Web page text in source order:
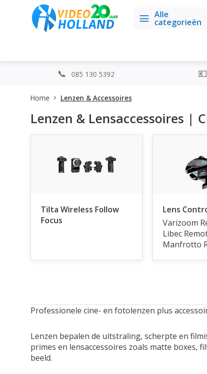
Alle
categorieën
085 130 5392
Home Lenzen & Accessoires
Lenzen & Lensaccessoires |
Tilta Wireless Follow
Focus
Lens
Varizoom
Libec
Manfrotto
Professionele cine- en fotolenzen plus
Lenzen bepalen de uitstraling, scherpte en
primes en lensaccessoires zoals matte boxes,
beeld.